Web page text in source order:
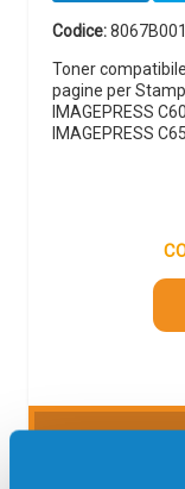
Codice:
Toner
pagine per
IMAGEPRESS
IMAGEPRESS